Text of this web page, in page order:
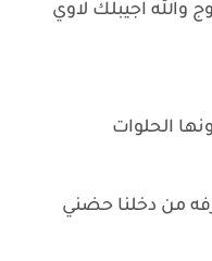
والله اجيبلك لاوي
الحلوات
من دخلنا حضني